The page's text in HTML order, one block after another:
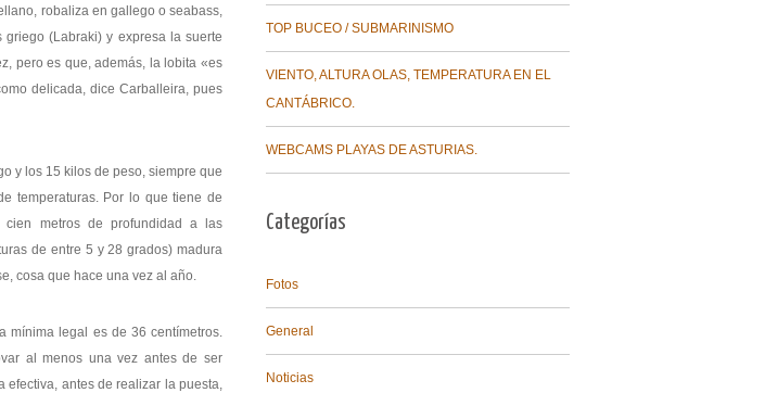
robaliza en gallego o seabass,
(Labraki) y expresa la suerte
pero es que, además, la lobita «es
delicada, dice Carballeira, pues
y los 15 kilos de peso, siempre que
temperaturas. Por lo que tiene de
metros de profundidad a las
de entre 5 y 28 grados) madura
cosa que hace una vez al año.
mínima legal es de 36 centímetros.
al menos una vez antes de ser
efectiva, antes de realizar la puesta,
TOP BUCEO / SUBMARINISMO
VIENTO, ALTURA OLAS, TEMPERATURA EN EL
CANTÁBRICO.
WEBCAMS PLAYAS DE ASTURIAS.
Categorías
Fotos
General
Noticias